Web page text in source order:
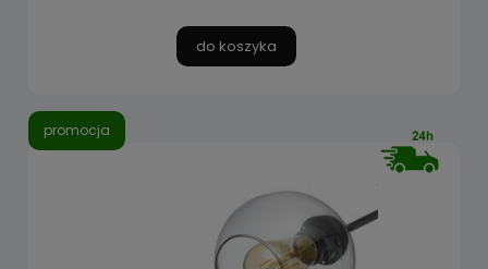
do koszyka
promocja